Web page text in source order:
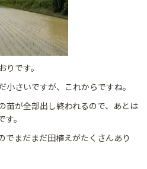
りです。
小さいですが、これからですね。
苗が全部出し終われるので、あとは
。
でまだまだ田植えがたくさんあり